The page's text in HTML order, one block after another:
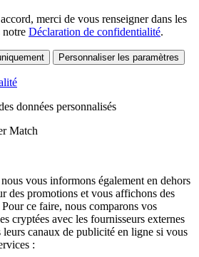
merci de vous renseigner dans les
notre Déclaration de confidentialité.
Personnaliser les paramètres
données personnalisés
Match
vous informons également en dehors
des promotions et vous affichons des
ce faire, nous comparons vos
cryptées avec les fournisseurs externes
leurs canaux de publicité en ligne si vous
: